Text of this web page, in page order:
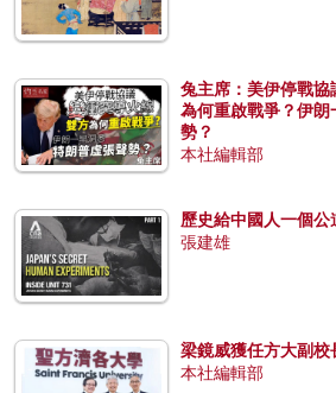
兔主席：美伊停戰
為何重啟戰爭？伊
勢？
本社編輯部
歷史給中國人一個公
張建雄
梁鏡威獲任方大副校
本社編輯部